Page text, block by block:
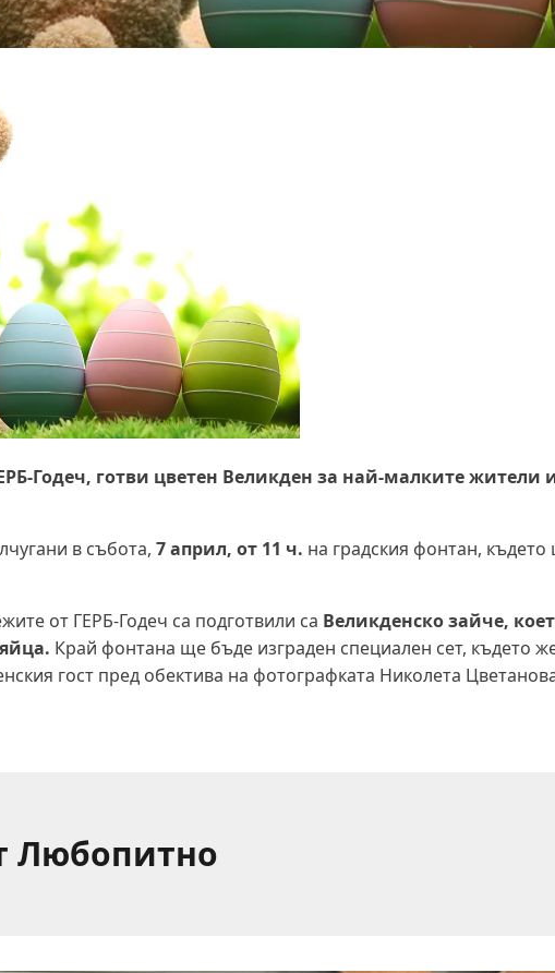
Годеч, готви цветен Великден за най-малките жители
в събота, 7 април, от 11 ч. на градския фонтан,
от ГЕРБ-Годеч са подготвили са Великденско зайче,
Край фонтана ще бъде изграден специален сет, където
гост пред обектива на фотографката Николета
Любопитно